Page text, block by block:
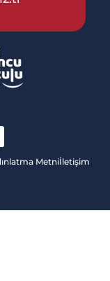
Metniİletişim